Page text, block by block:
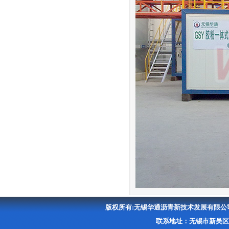
版权所有:无锡华通沥青新技术发展有
联系地址：无锡市新吴